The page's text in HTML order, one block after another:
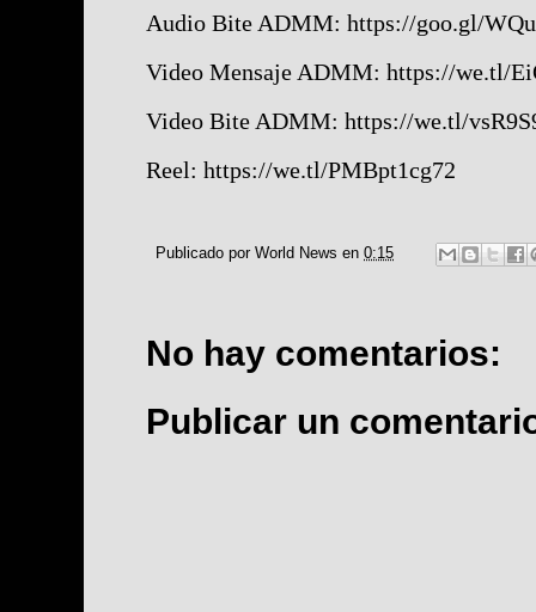
Audio Bite ADMM: https://goo.gl/
Video Mensaje ADMM: https://we.tl/
Video Bite ADMM: https://we.tl/
Reel: https://we.tl/PMBpt1cg72
Publicado por World News en 0:15
No hay comentarios:
Publicar un